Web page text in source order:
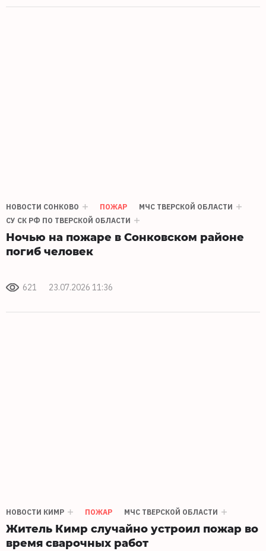
НОВОСТИ СОНКОВО ПОЖАР
МЧС ТВЕРСКОЙ ОБЛАСТИ
СУ СК РФ ПО ТВЕРСКОЙ ОБЛАСТИ
Ночью на пожаре в Сонковском районе
погиб человек
621 23.07.2026 11:36
НОВОСТИ КИМР ПОЖАР МЧС ТВЕРСКОЙ ОБЛАСТИ
Житель Кимр случайно устроил пожар во
время сварочных работ